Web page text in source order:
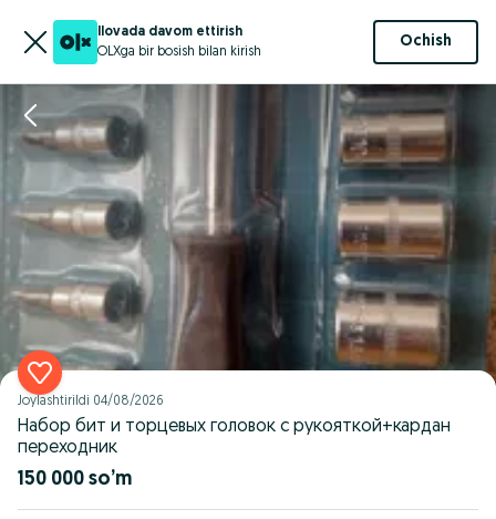
Ilovada davom ettirish
OLXga bir bosish bilan kirish
Ochish
Joylashtirildi 04/08/2026
Набор бит и торцевых головок с рукояткой+кардан
переходник
150 000 so’m